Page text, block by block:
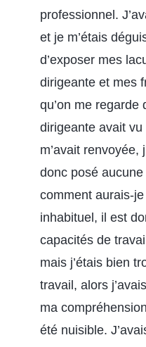
professionnel.
et je m’étais
d’exposer mes
dirigeante et mes
qu’on me
dirigeante avait vu
m’avait renvoyée,
donc posé
comment aurais-
inhabituel, il est
capacités de
mais j’étais bien
travail, alors
ma
été nuisible.